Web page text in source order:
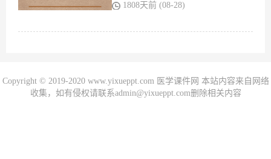
1808天前 (08-28)
Copyright © 2019-2020 www.yixueppt.com 医学课件网 本站内容来自网络
收集，如有侵权请联系admin@yixueppt.com删除相关内容